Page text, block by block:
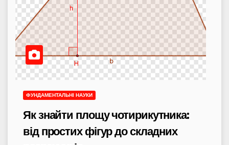
ФУНДАМЕНТАЛЬНІ НАУКИ
Як знайти площу чотирикутника:
від простих фігур до складних